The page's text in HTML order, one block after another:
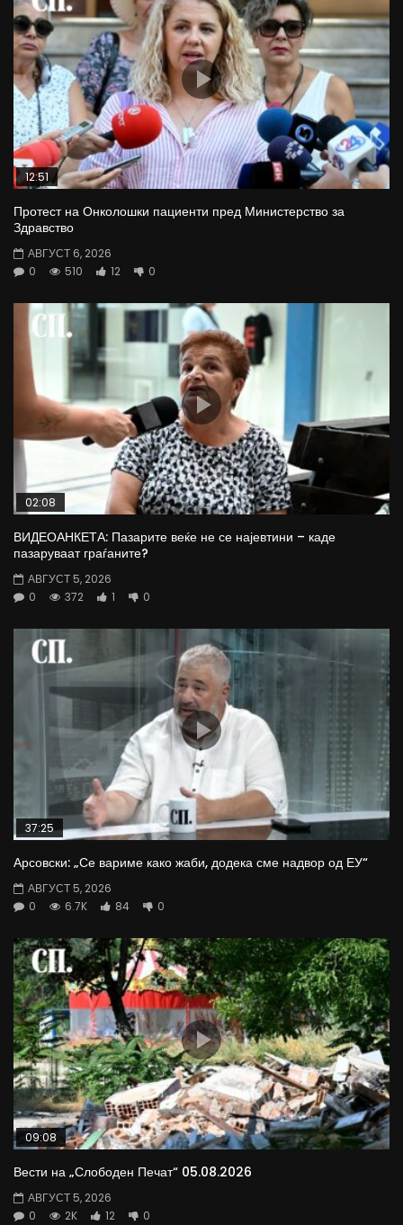
12:51
Протест на Онколошки пациенти пред Министерство за
Здравство
АВГУСТ 6, 2026
0
510 12 0
02:08
ВИДЕОАНКЕТА: Пазарите веќе не се најевтини – каде
пазаруваат граѓаните?
АВГУСТ 5, 2026
0
372 1 0
37:25
Арсовски: „Се вариме како жаби, додека сме надвор од ЕУ“
АВГУСТ 5, 2026
0
6.7K 84 0
09:08
Вести на „Слободен Печат“ 05.08.2026
АВГУСТ 5, 2026
0
2K 12 0